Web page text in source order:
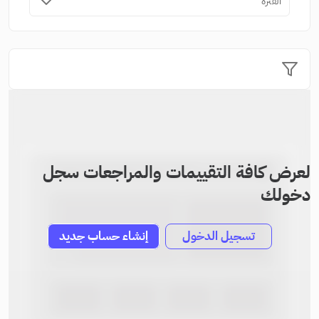
لعرض كافة التقييمات والمراجعات سجل
دخولك
تسجيل الدخول إنشاء حساب جديد